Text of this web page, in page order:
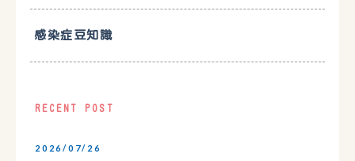
感染症豆知識
RECENT POST
2026/07/26